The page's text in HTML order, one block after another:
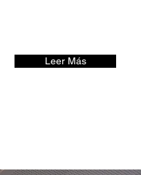
Leer Más